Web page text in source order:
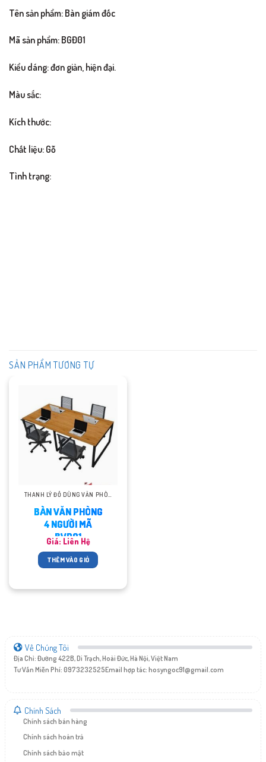
Tên sản phẩm: Bàn giám đốc
Mã sản phẩm: BGĐ01
Kiểu dáng: đơn giản, hiện đại.
Màu sắc:
Kích thước:
Chất liệu: Gỗ
Tình trạng:
SẢN PHẨM TƯƠNG TỰ
BÀN VĂN PHÒNG
4 NGƯỜI MÃ
BVP01
Giá: Liên Hệ
THÊM VÀO GIỎ
Về Chúng Tôi
Địa Chỉ: Đường 422B, Di Trạch, Hoài Đức, Hà Nội, Việt Nam
Tư Vấn Miễn Phí: 0973232525Email hợp tác: hosyngoc91@gmail.com
Chính Sách
Chính sách bán hàng
Chính sách hoàn trả
Chính sách bảo mật